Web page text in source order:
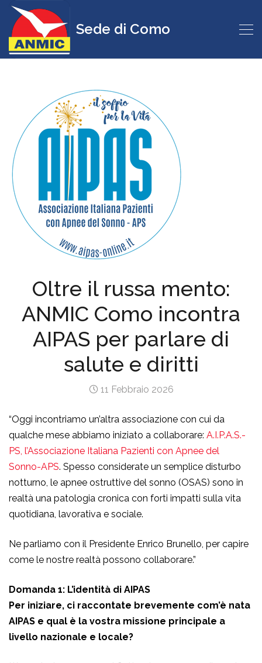
Sede di Como
Oltre il russa mento:
ANMIC Como incontra
AIPAS per parlare di
salute e diritti
11 Febbraio 2026
“Oggi incontriamo un’altra associazione con cui da
qualche mese abbiamo iniziato a collaborare: A.I.P.A.S.-
PS, l’Associazione Italiana Pazienti con Apnee del
Sonno-APS. Spesso considerate un semplice disturbo
notturno, le apnee ostruttive del sonno (OSAS) sono in
realtà una patologia cronica con forti impatti sulla vita
quotidiana, lavorativa e sociale.
Ne parliamo con il Presidente Enrico Brunello, per capire
come le nostre realtà possono collaborare.”
Domanda 1: L’identità di AIPAS
Per iniziare, ci raccontate brevemente com’è nata
AIPAS e qual è la vostra missione principale a
livello nazionale e locale?